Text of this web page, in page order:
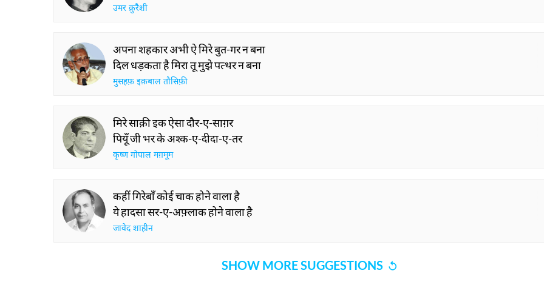
उमर क़ुरैशी
अपना शहकार अभी ऐ मिरे बुत-गर न बना
दिल धड़कता है मिरा तू मुझे पत्थर न बना
मुसहफ़ इक़बाल तौसिफ़ी
मिरे साक़ी इक ऐसा दौर-ए-साग़र
पियूँ जी भर के अश्क-ए-दीदा-ए-तर
कृष्ण गोपाल मग़मूम
कहीं गिरेबाँ कोई चाक होने वाला है
ये हादसा सर-ए-अफ़्लाक होने वाला है
जावेद शाहीन
SHOW MORE SUGGESTIONS